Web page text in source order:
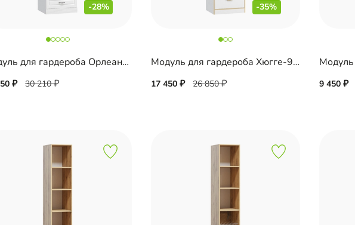
-28%
Модуль для гардероба Орлеан-9
30 210
-35%
Модуль для гардероба Хюгге-9 Белый
17 450 26 850 9 450